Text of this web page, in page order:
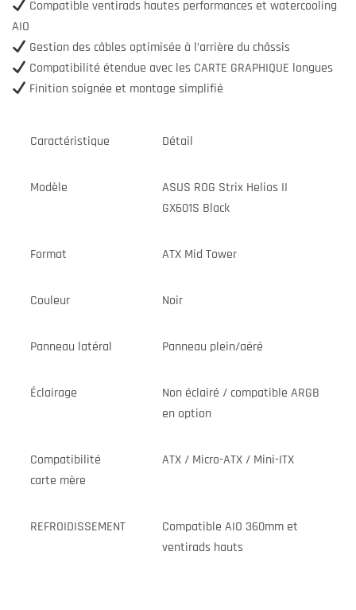
Compatible ventirads hautes performances et watercooling
AIO
Gestion des câbles optimisée à l’arrière du châssis
Compatibilité étendue avec les CARTE GRAPHIQUE longues
Finition soignée et montage simplifié
Caractéristique Détail
Modèle
ASUS ROG Strix Helios II
GX601S Black
Format ATX Mid Tower
Couleur Noir
Panneau latéral Panneau plein/aéré
Éclairage
Non éclairé / compatible ARGB
en option
Compatibilité
carte mère
ATX / Micro-ATX / Mini-ITX
REFROIDISSEMENT
Compatible AIO 360mm et
ventirads hauts